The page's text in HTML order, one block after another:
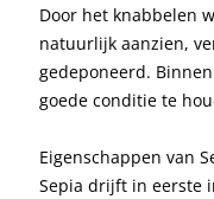
Door het knabbelen
natuurlijk aanzien,
gedeponeerd.
goede conditie te
Eigenschappen van
Sepia drijft in eerste